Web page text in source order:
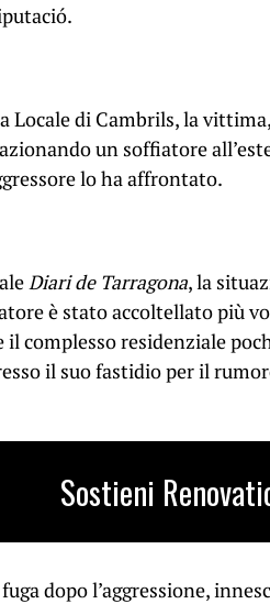
Locale di Cambrils, la
un soffiatore
lo ha affrontato.
Diari de Tarragona, la
è stato accoltellato più
il complesso residenziale
il suo fastidio per il
Sostieni
fuga dopo l’aggressione,